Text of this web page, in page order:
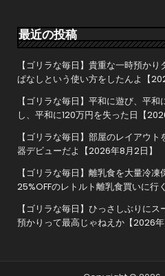
ョ
ン
最近の投稿
【ゴリラな毎日】貴重な一時預か
ぱなしという使い方をしたんよ【
【ゴリラな毎日】平和に遊び、平
し、平和に120万円を失った日【
【ゴリラな毎日】部屋のレイアウ
器デビューだよ【2026年8月2日】
【ゴリラな毎日】離乳食を大量冷
25%OFFのレトルト離乳食買いに行
【ゴリラな毎日】ひっさしぶりに
預かりって最高じゃねえか【2026年